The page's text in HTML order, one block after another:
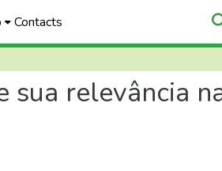
Contacts
sua relevância